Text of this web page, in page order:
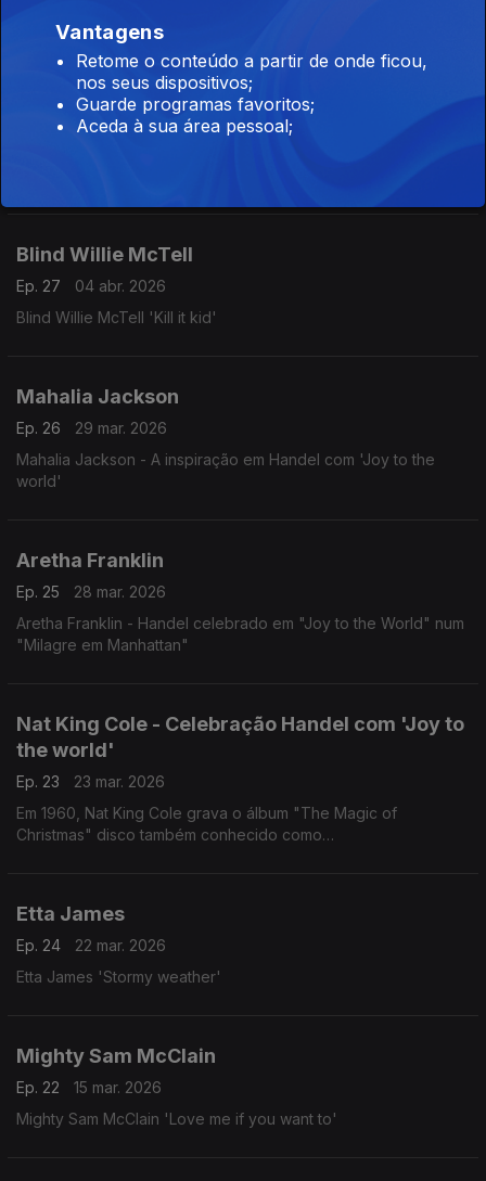
Orquestra do pianista Carmen Cavallaro
Stevie Ray Vaughan
Blind Willie McTell
Ep. 27
04 abr. 2026
Blind Willie McTell 'Kill it kid'
Mahalia Jackson
Ep. 26
29 mar. 2026
Mahalia Jackson - A inspiração em Handel com 'Joy to the
world'
Aretha Franklin
Ep. 25
28 mar. 2026
Aretha Franklin - Handel celebrado em "Joy to the World" num
"Milagre em Manhattan"
Nat King Cole - Celebração Handel com 'Joy to
the world'
Ep. 23
23 mar. 2026
Em 1960, Nat King Cole grava o álbum "The Magic of
Christmas" disco também conhecido como
Etta James
Ep. 24
22 mar. 2026
Etta James 'Stormy weather'
Mighty Sam McClain
Ep. 22
15 mar. 2026
Mighty Sam McClain 'Love me if you want to'
Vantagens
Retome o conteúdo a partir de onde ficou,
nos seus dispositivos;
Guarde programas favoritos;
Aceda à sua área pessoal;